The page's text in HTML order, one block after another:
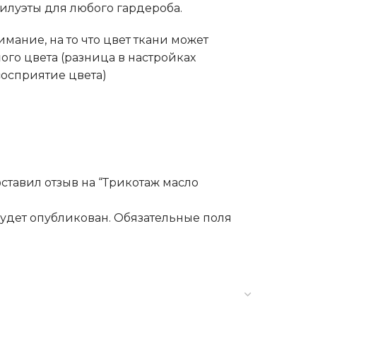
для любого гардероба.
на то что цвет ткани может
цвета (разница в настройках
цвета)
отзыв на “Трикотаж масло
опубликован. Обязательные поля